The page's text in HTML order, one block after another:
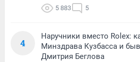
5 883 5
4
Наручники вместо Rolex:
Минздрава Кузбасса и
Дмитрия Беглова